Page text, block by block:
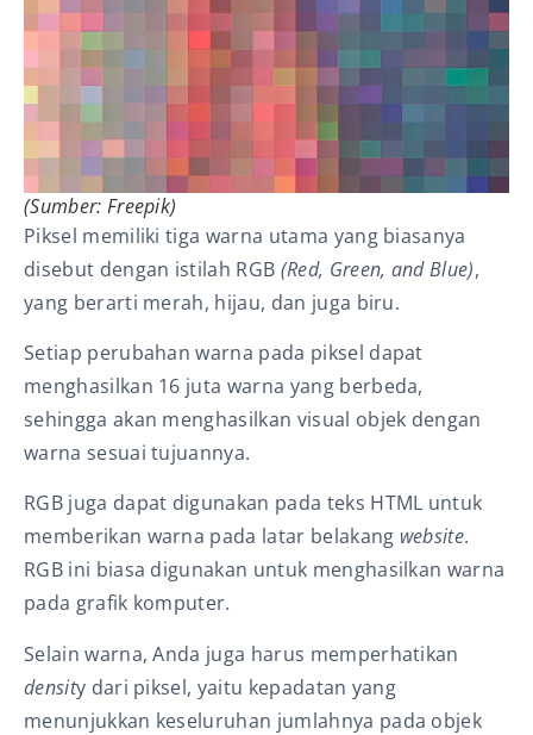
(Sumber: Freepik)
Piksel memiliki tiga warna utama yang biasanya
disebut dengan istilah RGB (Red, Green, and Blue),
yang berarti merah, hijau, dan juga biru.
Setiap perubahan warna pada piksel dapat
menghasilkan 16 juta warna yang berbeda,
sehingga akan menghasilkan visual objek dengan
warna sesuai tujuannya.
RGB juga dapat digunakan pada teks HTML untuk
memberikan warna pada latar belakang website.
RGB ini biasa digunakan untuk menghasilkan warna
pada grafik komputer.
Selain warna, Anda juga harus memperhatikan
density dari piksel, yaitu kepadatan yang
menunjukkan keseluruhan jumlahnya pada objek